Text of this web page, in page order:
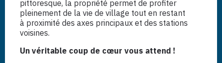
pittoresque, la propriété permet de profiter
pleinement de la vie de village tout en restant
à proximité des axes principaux et des stations
voisines.
Un véritable coup de cœur vous attend !